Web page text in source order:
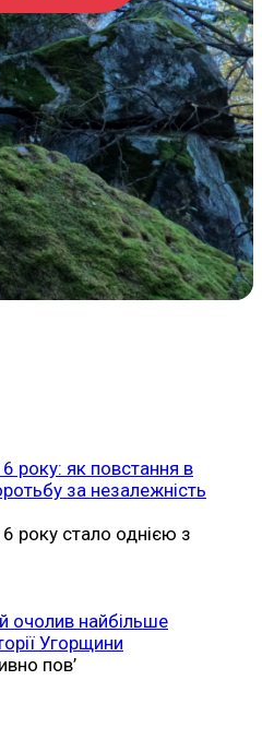
року: як повстання в
за незалежність
року стало однією з
очолив найбільше
Угорщини
пов’